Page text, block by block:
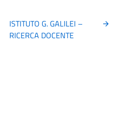
ISTITUTO G. GALILEI –
RICERCA DOCENTE